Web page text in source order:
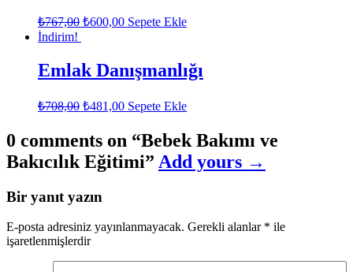
₺767,00 ₺600,00 Sepete Ekle
İndirim!
Emlak Danışmanlığı
₺708,00 ₺481,00 Sepete Ekle
0 comments on “Bebek Bakımı ve
Bakıcılık Eğitimi” Add yours →
Bir yanıt yazın
E-posta adresiniz yayınlanmayacak. Gerekli alanlar * ile
işaretlenmişlerdir